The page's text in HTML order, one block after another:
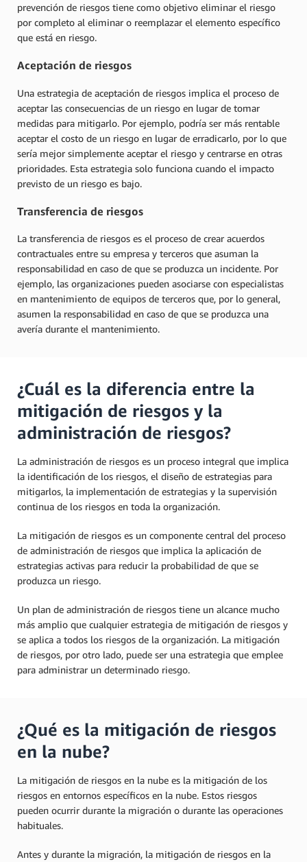
prevención de riesgos tiene como objetivo eliminar el riesgo
por completo al eliminar o reemplazar el elemento específico
que está en riesgo.
Aceptación de riesgos
Una estrategia de aceptación de riesgos implica el proceso de
aceptar las consecuencias de un riesgo en lugar de tomar
medidas para mitigarlo. Por ejemplo, podría ser más rentable
aceptar el costo de un riesgo en lugar de erradicarlo, por lo que
sería mejor simplemente aceptar el riesgo y centrarse en otras
prioridades. Esta estrategia solo funciona cuando el impacto
previsto de un riesgo es bajo.
Transferencia de riesgos
La transferencia de riesgos es el proceso de crear acuerdos
contractuales entre su empresa y terceros que asuman la
responsabilidad en caso de que se produzca un incidente. Por
ejemplo, las organizaciones pueden asociarse con especialistas
en mantenimiento de equipos de terceros que, por lo general,
asumen la responsabilidad en caso de que se produzca una
avería durante el mantenimiento.
¿Cuál es la diferencia entre la
mitigación de riesgos y la
administración de riesgos?
La administración de riesgos es un proceso integral que implica
la identificación de los riesgos, el diseño de estrategias para
mitigarlos, la implementación de estrategias y la supervisión
continua de los riesgos en toda la organización.
La mitigación de riesgos es un componente central del proceso
de administración de riesgos que implica la aplicación de
estrategias activas para reducir la probabilidad de que se
produzca un riesgo.
Un plan de administración de riesgos tiene un alcance mucho
más amplio que cualquier estrategia de mitigación de riesgos y
se aplica a todos los riesgos de la organización. La mitigación
de riesgos, por otro lado, puede ser una estrategia que emplee
para administrar un determinado riesgo.
¿Qué es la mitigación de riesgos
en la nube?
La mitigación de riesgos en la nube es la mitigación de los
riesgos en entornos específicos en la nube. Estos riesgos
pueden ocurrir durante la migración o durante las operaciones
habituales.
Antes y durante la migración, la mitigación de riesgos en la